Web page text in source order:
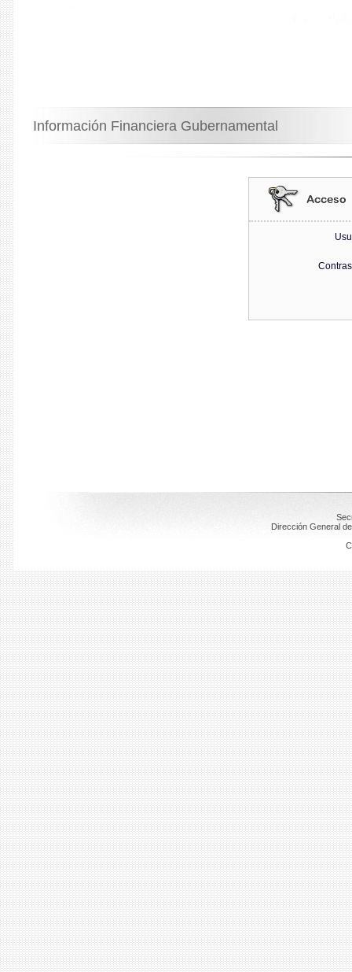
Información Financiera Gubernamental
Dirección General